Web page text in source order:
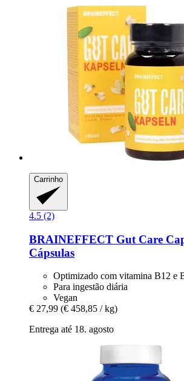
Carrinho
4.5 (2)
BRAINEFFECT Gut Care
Cápsulas
Optimizado com vitamina B12 e
Para ingestão diária
Vegan
€ 27,99 (€ 458,85 / kg)
Entrega até 18. agosto